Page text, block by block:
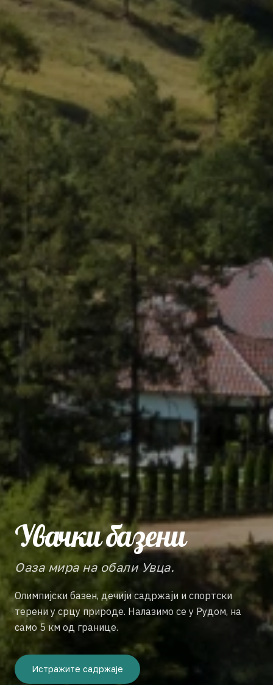
Увачки базени
Оаза мира на обали Увца.
Олимпијски базен, дечији садржаји и спортски
терени у срцу природе. Налазимо се у Рудом, на
само 5 км од границе.
Истражите садржаје